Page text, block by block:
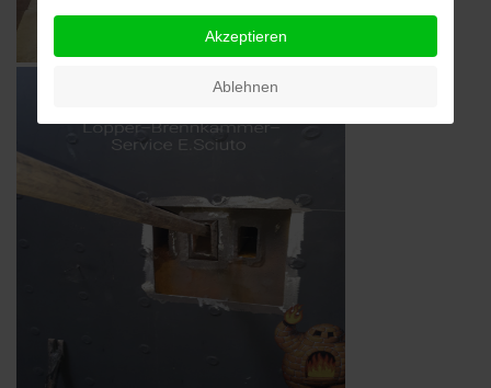
Akzeptieren
Ablehnen